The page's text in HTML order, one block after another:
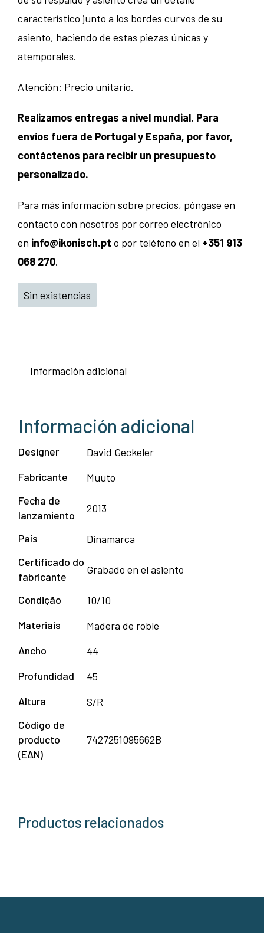
característico junto a los bordes curvos de su
asiento, haciendo de estas piezas únicas y
atemporales.
Atención: Precio unitario.
Realizamos entregas a nivel mundial. Para
envíos fuera de Portugal y España, por favor,
contáctenos para recibir un presupuesto
personalizado.
Para más información sobre precios, póngase en
contacto con nosotros por correo electrónico
en info@ikonisch.pt o por teléfono en el +351 913
068 270.
Sin existencias
Información adicional
Información adicional
Designer
David Geckeler
Fabricante
Muuto
Fecha de
lanzamiento
2013
País
Dinamarca
Certificado do
fabricante
Grabado en el asiento
Condição
10/10
Materiais
Madera de roble
Ancho
44
Profundidad
45
Altura
S/R
Código de
producto
(EAN)
7427251095662B
Productos relacionados